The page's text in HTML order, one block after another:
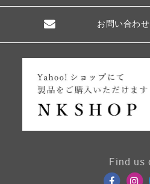
お問い合わ
Find us